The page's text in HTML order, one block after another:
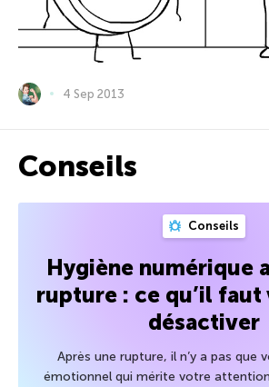
4 Sep 2013
Conseils
Conseils
Hygiène numérique
rupture : ce qu’il
désactiver
Après une rupture, il n’y a pas que
émotionnel qui mérite votre